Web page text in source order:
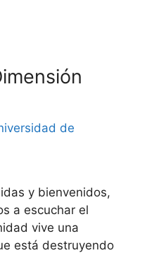
de
y bienvenidos,
a escuchar el
vive una
está destruyendo